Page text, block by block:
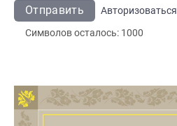
Отправить
Авторизоваться
Символов осталось: 1000